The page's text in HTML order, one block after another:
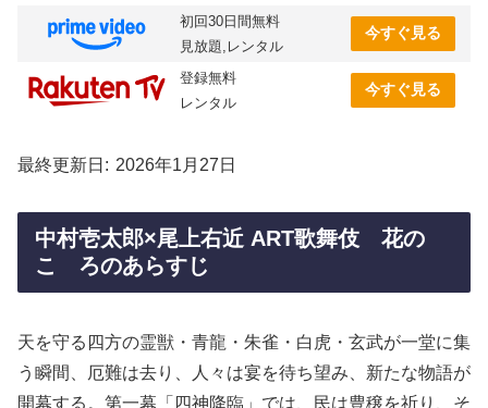
初回30日間無料
見放題,レンタル
今すぐ見る
登録無料
レンタル
今すぐ見る
最終更新日 2026年1月27日
中村壱太郎×尾上右近 ART歌舞伎 花の
こゝろのあらすじ
天を守る四方の霊獣・青龍・朱雀・白虎・玄武が一堂に集
う瞬間、厄難は去り、人々は宴を待ち望み、新たな物語が
開幕する。第一幕「四神降臨」では、民は豊穣を祈り、そ